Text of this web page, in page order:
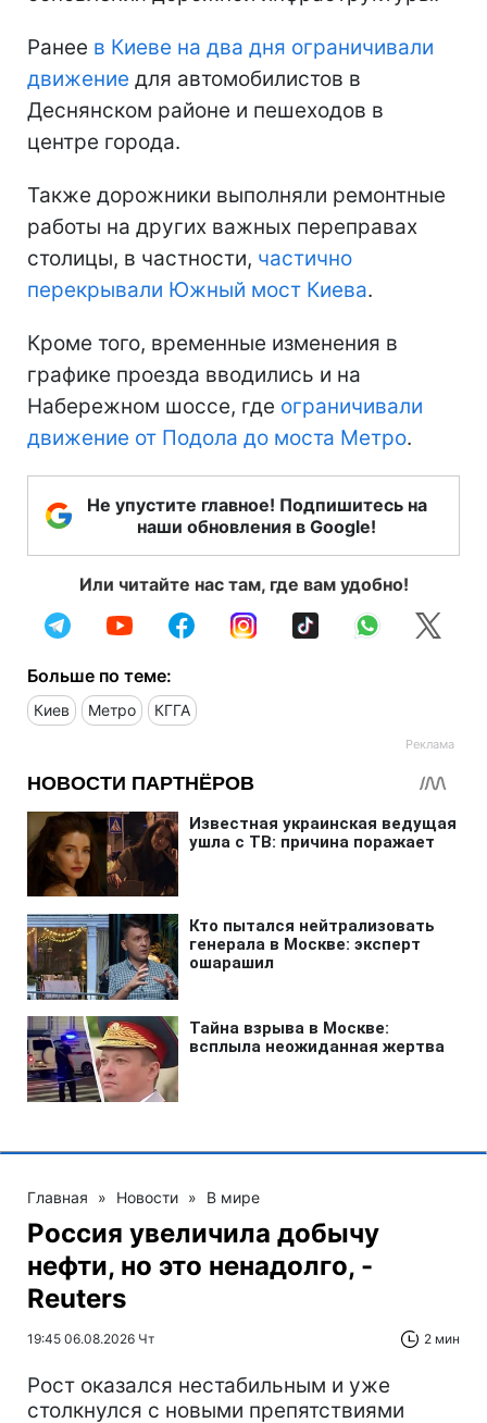
Ранее в Киеве на два дня ограничивали
движение для автомобилистов в
Деснянском районе и пешеходов в
центре города.
Также дорожники выполняли ремонтные
работы на других важных переправах
столицы, в частности, частично
перекрывали Южный мост Киева.
Кроме того, временные изменения в
графике проезда вводились и на
Набережном шоссе, где ограничивали
движение от Подола до моста Метро.
Не упустите главное! Подпишитесь на
наши обновления в Google!
Или читайте нас там, где вам удобно!
Больше по теме:
Киев Метро КГГА
Главная » Новости » В мире
Россия увеличила добычу
нефти, но это ненадолго, -
Reuters
19:45 06.08.2026 Чт 2 мин
Рост оказался нестабильным и уже
столкнулся с новыми препятствиями